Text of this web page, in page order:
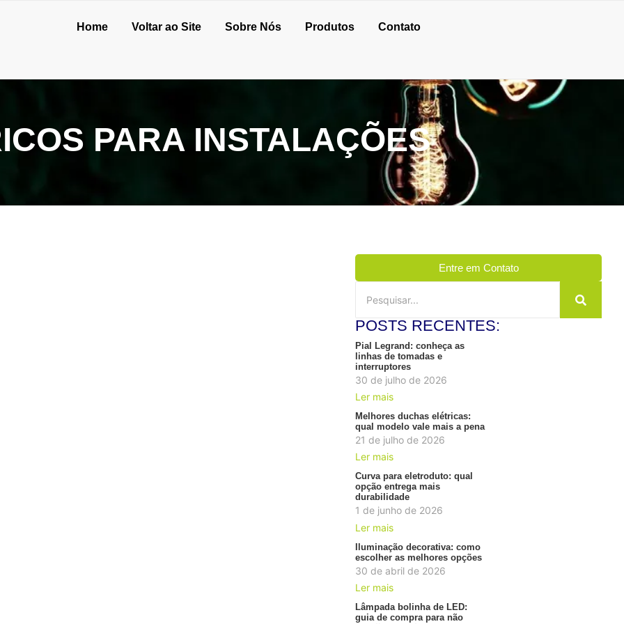
Home Voltar ao Site Sobre Nós Produtos Contato
PARA INSTALAÇÕES
Entre em Contato
POSTS RECENTES:
Pial Legrand: conheça as
linhas de tomadas e
interruptores
30 de julho de 2026
Ler mais
Melhores duchas elétricas:
qual modelo vale mais a pena
21 de julho de 2026
Ler mais
Curva para eletroduto: qual
opção entrega mais
durabilidade
1 de junho de 2026
Ler mais
Iluminação decorativa: como
escolher as melhores opções
30 de abril de 2026
Ler mais
Lâmpada bolinha de LED:
guia de compra para não